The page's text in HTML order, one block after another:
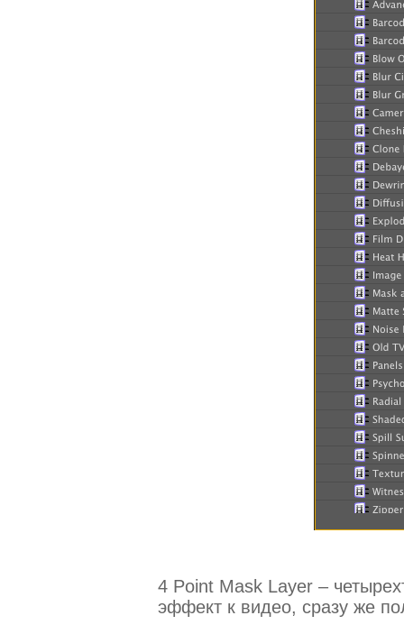
4 Point Mask Layer –
эффект к видео, сразу же